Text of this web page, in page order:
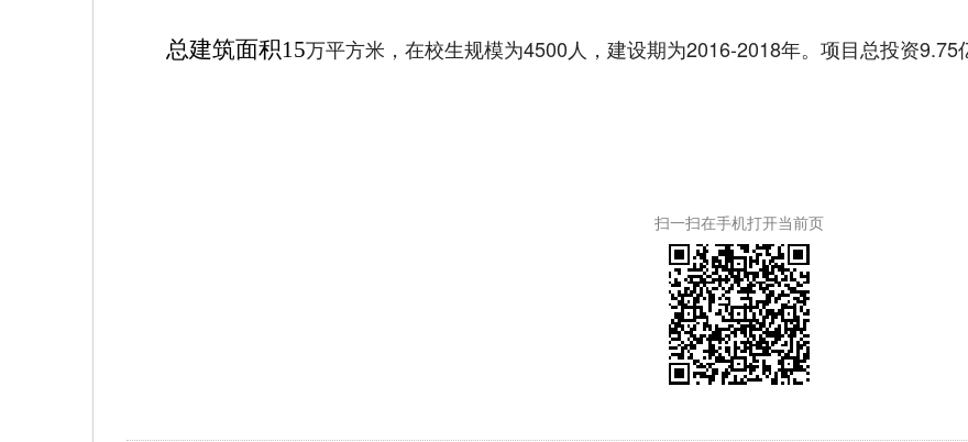
总建筑面积15万平方米，在校生规模为4500人，建设期为2016-2018年。项目总投资9.75
扫一扫在手机打开当前页